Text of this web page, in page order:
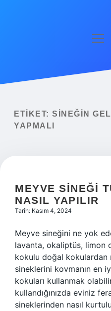
Yasal Uyarı
ETIKET: SINEĞIN
YAPMALI
MEYVE SINEĞI
NASIL YAPILIR
Tarih: Kasım 4, 2024
Meyve sineğini ne yok
lavanta, okaliptüs, limon
kokulu doğal kokulardan
sineklerini kovmanın en
kokuları kullanmak
kullandığınızda eviniz
sineklerinden nasıl